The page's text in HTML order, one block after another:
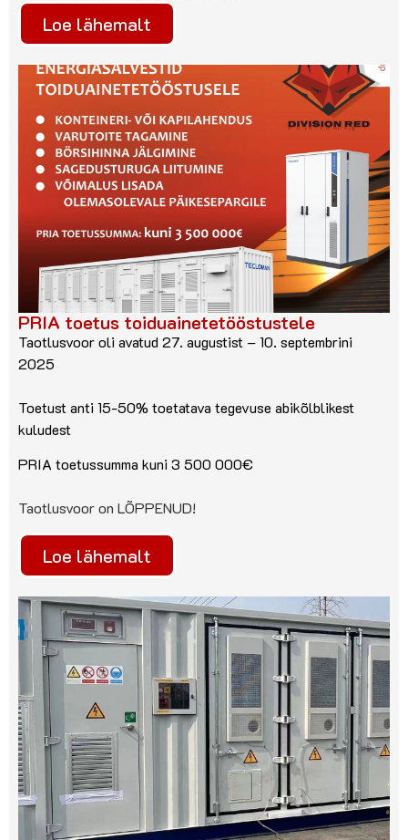
Loe lähemalt
PRIA toetus toiduainetetööstustele
Taotlusvoor oli avatud 27. augustist – 10. septembrini
2025
Toetust anti 15-50% toetatava tegevuse abikõlblikest
kuludest
PRIA toetussumma kuni 3 500 000€
Taotlusvoor on LÕPPENUD!
Loe lähemalt